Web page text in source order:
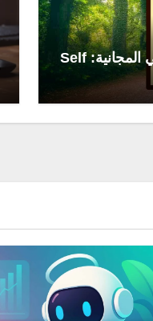
(٣٠) أفضل مواقع التعليم الذاتي المجانية: Self